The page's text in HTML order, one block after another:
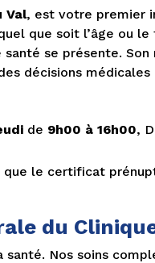
Val, est votre premier
que soit l’âge ou
se présente.
décisions médicales
de 9h00 à 16h00,
le certificat
du
Nos soins